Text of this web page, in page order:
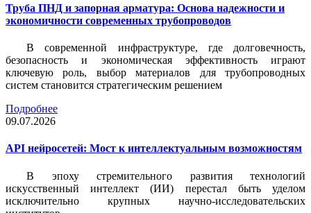
Труба ПНД и запорная арматура: Основа надежности и
экономичности современных трубопроводов
В современной инфраструктуре, где долговечность,
безопасность и экономическая эффективность играют
ключевую роль, выбор материалов для трубопроводных
систем становится стратегическим решением
Подробнее
09.07.2026
API нейросетей: Мост к интеллектуальным возможностям
В эпоху стремительного развития технологий
искусственный интеллект (ИИ) перестал быть уделом
исключительно крупных научно-исследовательских